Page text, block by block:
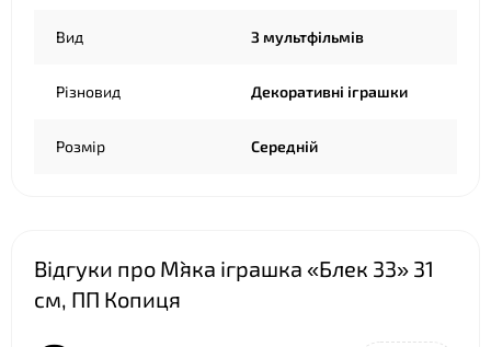
Вид З мультфільмів
Різновид Декоративні іграшки
Розмір Середній
Відгуки про М`яка іграшка «Блек 33» 31
см, ПП Копиця